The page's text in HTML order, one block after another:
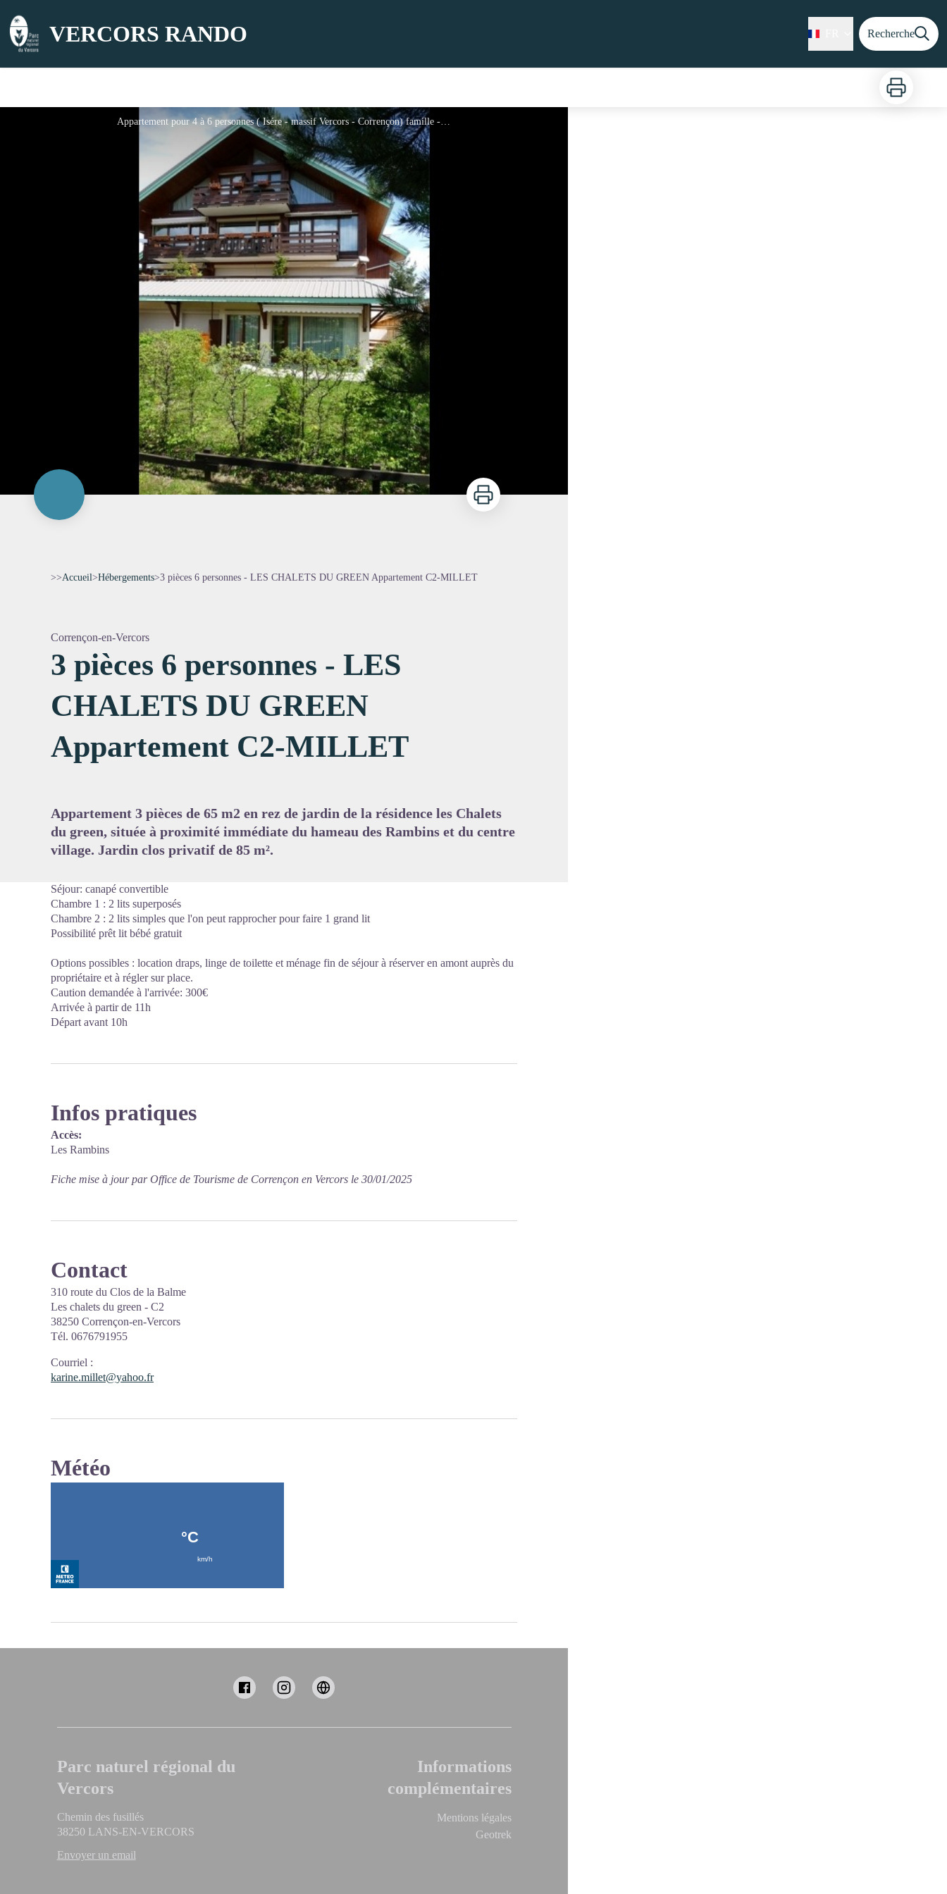
VERCORS RANDO Recherche
Imprimer
Appartement pour 4 à 6 personnes ( Isére - massif Vercors - Corrençon) famille - Clévacances
Voir l'image en plein écran
Imprimer
>>Accueil>Hébergements>3 pièces 6 personnes - LES CHALETS DU GREEN Appartement C2-MILLET
Corrençon-en-Vercors
3 pièces 6 personnes - LES
CHALETS DU GREEN
Appartement C2-MILLET
Appartement 3 pièces de 65 m2 en rez de jardin de la résidence les Chalets
du green, située à proximité immédiate du hameau des Rambins et du centre
village. Jardin clos privatif de 85 m².
Séjour: canapé convertible
Chambre 1 : 2 lits superposés
Chambre 2 : 2 lits simples que l'on peut rapprocher pour faire 1 grand lit
Possibilité prêt lit bébé gratuit
Options possibles : location draps, linge de toilette et ménage fin de séjour à réserver en amont auprès du
propriétaire et à régler sur place.
Caution demandée à l'arrivée: 300€
Arrivée à partir de 11h
Départ avant 10h
Infos pratiques
Accès:
Les Rambins
Fiche mise à jour par Office de Tourisme de Corrençon en Vercors le 30/01/2025
Contact
310 route du Clos de la Balme
Les chalets du green - C2
38250 Corrençon-en-Vercors
Tél. 0676791955
Courriel :
karine.millet@yahoo.fr
Météo
Parc naturel régional du
Vercors
Chemin des fusillés
38250 LANS-EN-VERCORS
Envoyer un email
Informations
complémentaires
Mentions légales
Geotrek